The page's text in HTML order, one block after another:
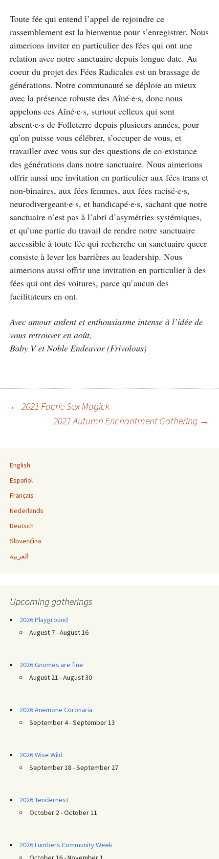
Toute fée qui entend l’appel de rejoindre ce
rassemblement est la bienvenue pour s’enregistrer. Nous
aimerions inviter en particulier des fées qui ont une
relation avec notre sanctuaire depuis longue date. Au
coeur du projet des Fées Radicales est un brassage de
générations. Notre communauté se déploie au mieux
avec la présence robuste des Aîné·e·s, donc nous
appelons ces Aîné·e·s, surtout celleux qui sont
absent·e·s de Folleterre depuis plusieurs années, pour
qu’on puisse vous célébrer, s’occuper de vous, et
travailler avec vous sur des questions de co-existance
des générations dans notre sanctuaire. Nous aimerions
offrir aussi une invitation en particulier aux fées trans et
non-binaires, aux fées femmes, aux fées racisé·e·s,
neurodivergeant·e·s, et handicapé·e·s, sachant que notre
sanctuaire n’est pas à l’abri d’asymétries systémiques,
et qu’une partie du travail de rendre notre sanctuaire
accessible à toute fée qui recherche un sanctuaire queer
consiste à lever les barrières au leadership. Nous
aimerions aussi offrir une invitation en particulier à des
fées qui ont des voitures, parce qu’aucun des
facilitateurs en ont.
Avec amour ardent et enthousiasme intense à l’idée de
vous retrouver en août,
Baby V et Noble Endeavor (Frivolous)
Post navigation
← 2021 Faerie Sex Magick
2021 Autumn Enchantment Gathering →
English
Español
Français
Nederlands
Deutsch
Slovenčina
العربية
Upcoming gatherings
2026 Playground
August 7 - August 16
2026 Gnomes are fine
August 21 - August 30
2026 Anemone Coronaria
September 4 - September 13
2026 Wise Wild
September 18 - September 27
2026 Tendernest
October 2 - October 11
2026 Lumbers Community Week